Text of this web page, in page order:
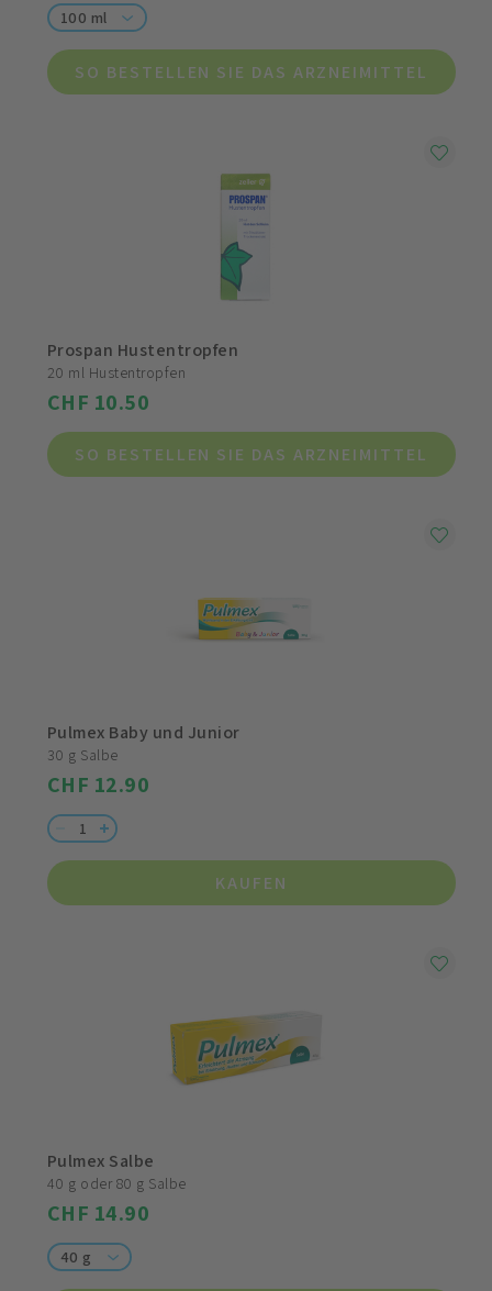
100 ml
SO BESTELLEN SIE DAS ARZNEIMITTEL
Prospan Hustentropfen
20 ml Hustentropfen
CHF 10.50
SO BESTELLEN SIE DAS ARZNEIMITTEL
Pulmex Baby und Junior
30 g Salbe
CHF 12.90
KAUFEN
Pulmex Salbe
40 g oder 80 g Salbe
CHF 14.90
40 g